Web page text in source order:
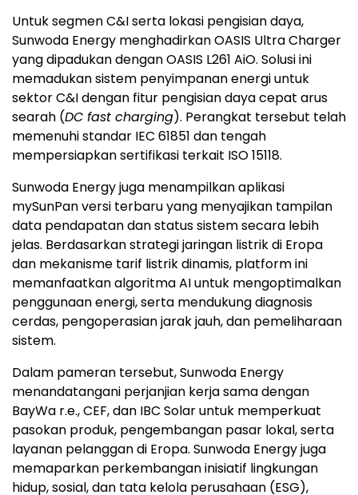
Untuk segmen C&I serta lokasi pengisian daya,
Sunwoda Energy menghadirkan OASIS Ultra Charger
yang dipadukan dengan OASIS L261 AiO. Solusi ini
memadukan sistem penyimpanan energi untuk
sektor C&I dengan fitur pengisian daya cepat arus
searah (DC fast charging). Perangkat tersebut telah
memenuhi standar IEC 61851 dan tengah
mempersiapkan sertifikasi terkait ISO 15118.
Sunwoda Energy juga menampilkan aplikasi
mySunPan versi terbaru yang menyajikan tampilan
data pendapatan dan status sistem secara lebih
jelas. Berdasarkan strategi jaringan listrik di Eropa
dan mekanisme tarif listrik dinamis, platform ini
memanfaatkan algoritma AI untuk mengoptimalkan
penggunaan energi, serta mendukung diagnosis
cerdas, pengoperasian jarak jauh, dan pemeliharaan
sistem.
Dalam pameran tersebut, Sunwoda Energy
menandatangani perjanjian kerja sama dengan
BayWa r.e., CEF, dan IBC Solar untuk memperkuat
pasokan produk, pengembangan pasar lokal, serta
layanan pelanggan di Eropa. Sunwoda Energy juga
memaparkan perkembangan inisiatif lingkungan
hidup, sosial, dan tata kelola perusahaan (ESG),